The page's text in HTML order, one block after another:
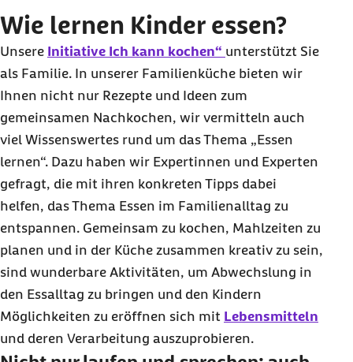
Wie lernen Kinder essen?
Unsere Initiative Ich kann kochen“ unterstützt Sie
als Familie. In unserer Familienküche bieten wir
Ihnen nicht nur Rezepte und Ideen zum
gemeinsamen Nachkochen, wir vermitteln auch
viel Wissenswertes rund um das Thema „Essen
lernen“. Dazu haben wir Expertinnen und Experten
gefragt, die mit ihren konkreten Tipps dabei
helfen, das Thema Essen im Familienalltag zu
entspannen. Gemeinsam zu kochen, Mahlzeiten zu
planen und in der Küche zusammen kreativ zu sein,
sind wunderbare Aktivitäten, um Abwechslung in
den Essalltag zu bringen und den Kindern
Möglichkeiten zu eröffnen sich mit Lebensmitteln
und deren Verarbeitung auszuprobieren.